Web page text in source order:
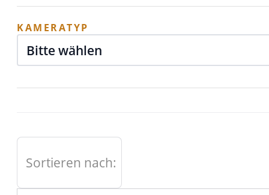
KAMERATYP
Sortieren nach: